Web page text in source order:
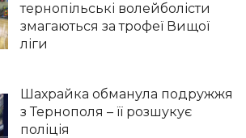
тернопільські волейболісти
змагаються за трофеї Вищої
ліги
Шахрайка обманула подружжя
з Тернополя – її розшукує
поліція